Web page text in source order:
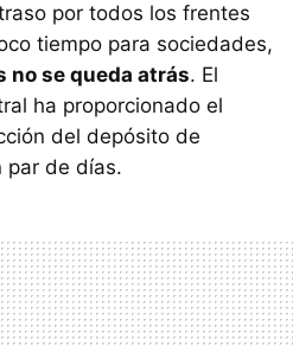
por todos los frentes
tiempo para sociedades,
no se queda atrás. El
ha proporcionado el
del depósito de
par de días.